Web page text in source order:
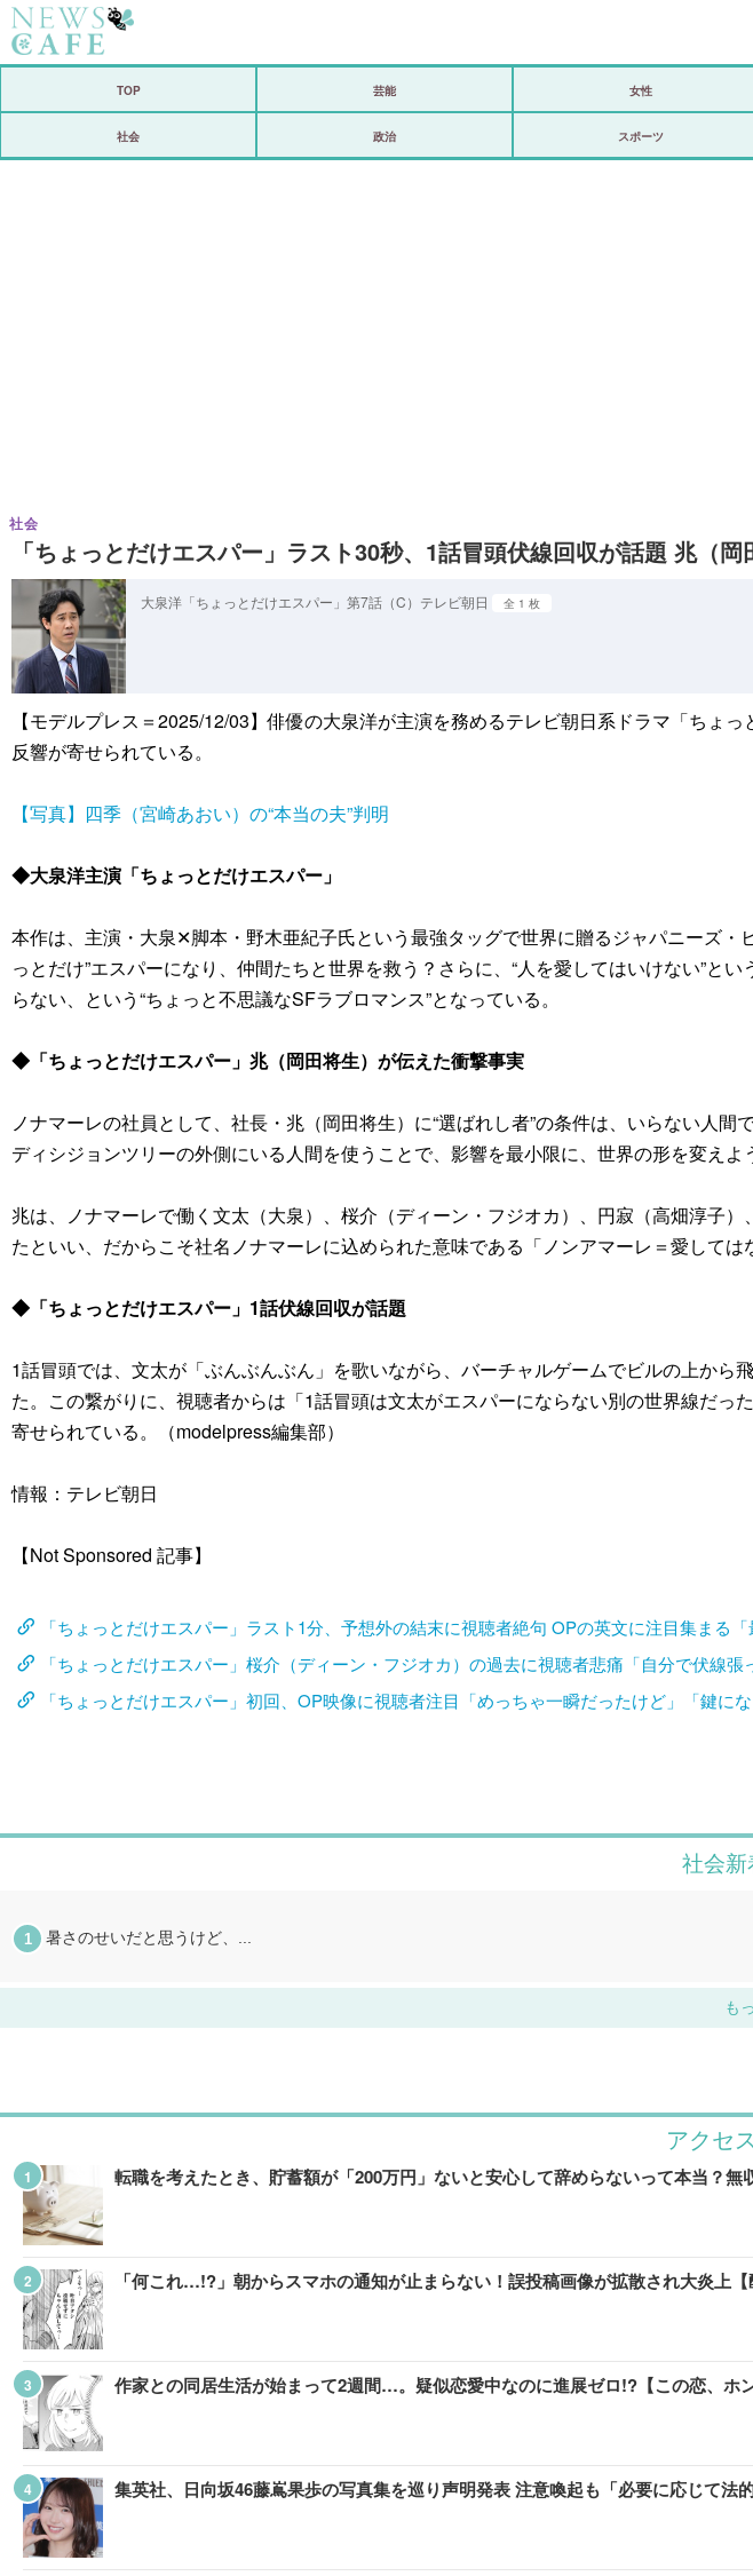
TOP 芸能 女性
社会 政治 スポーツ
「ちょっとだけエスパー」ラスト30秒、1話冒頭伏線回収が話題 兆（
社会
大泉洋「ちょっとだけエスパー」第7話（C）テレビ朝日 全 1 枚
【モデルプレス＝2025/12/03】俳優の大泉洋が主演を務めるテレビ朝日系ドラマ「ち
反響が寄せられている。
【写真】四季（宮崎あおい）の“本当の夫”判明
◆大泉洋主演「ちょっとだけエスパー」
本作は、主演・大泉✕脚本・野木亜紀子氏という最強タッグで世界に贈るジャパニーズ
っとだけ”エスパーになり、仲間たちと世界を救う？さらに、“人を愛してはいけない”
らない、という“ちょっと不思議なSFラブロマンス”となっている。
◆「ちょっとだけエスパー」兆（岡田将生）が伝えた衝撃事実
ノナマーレの社員として、社長・兆（岡田将生）に“選ばれし者”の条件は、いらない人
ディシジョンツリーの外側にいる人間を使うことで、影響を最小限に、世界の形を変えよ
兆は、ノナマーレで働く文太（大泉）、桜介（ディーン・フジオカ）、円寂（高畑淳子
たといい、だからこそ社名ノナマーレに込められた意味である「ノンアマーレ＝愛しては
◆「ちょっとだけエスパー」1話伏線回収が話題
1話冒頭では、文太が「ぶんぶんぶん」を歌いながら、バーチャルゲームでビルの上か
た。この繋がりに、視聴者からは「1話冒頭は文太がエスパーにならない別の世界線だ
寄せられている。（modelpress編集部）
情報：テレビ朝日
【Not Sponsored 記事】
「ちょっとだけエスパー」ラスト1分、予想外の結末に視聴者絶句 OPの英文に注目集まる「
「ちょっとだけエスパー」桜介（ディーン・フジオカ）の過去に視聴者悲痛「自分で伏線張
「ちょっとだけエスパー」初回、OP映像に視聴者注目「めっちゃ一瞬だったけど」「鍵に
アクセ
転職を考えたとき、貯蓄額が「200万円」ないと安心して辞めらないって本当？無
「何これ…!?」朝からスマホの通知が止まらない！誤投稿画像が拡散され大炎上【
作家との同居生活が始まって2週間…。疑似恋愛中なのに進展ゼロ!?【この恋、ホ
集英社、日向坂46藤嶌果歩の写真集を巡り声明発表 注意喚起も「必要に応じて法